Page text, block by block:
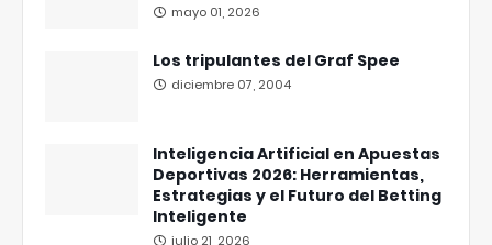
mayo 01, 2026
Los tripulantes del Graf Spee
diciembre 07, 2004
Inteligencia Artificial en Apuestas
Deportivas 2026: Herramientas,
Estrategias y el Futuro del Betting
Inteligente
julio 21, 2026